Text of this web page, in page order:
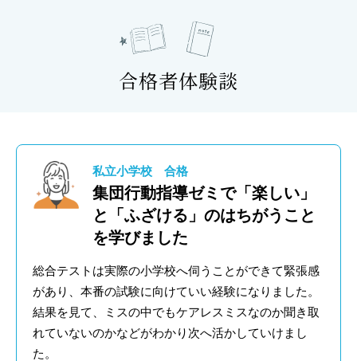
合格者体験談
私立小学校 合格
集団行動指導ゼミで「楽しい」
と「ふざける」のはちがうこと
を学びました
総合テストは実際の小学校へ伺うことができて緊張感
があり、本番の試験に向けていい経験になりました。
結果を見て、ミスの中でもケアレスミスなのか聞き取
れていないのかなどがわかり次へ活かしていけまし
た。